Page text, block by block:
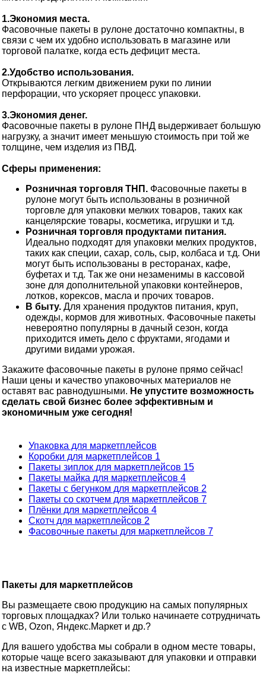
1.Экономия места.
Фасовочные пакеты в рулоне достаточно компактны, в
связи с чем их удобно использовать в магазине или
торговой палатке, когда есть дефицит места.
2.Удобство использования.
Открываются легким движением руки по линии
перфорации, что ускоряет процесс упаковки.
3.Экономия денег.
Фасовочные пакеты в рулоне ПНД выдерживает большую
нагрузку, а значит имеет меньшую стоимость при той же
толщине, чем изделия из ПВД.
Сферы применения:
Розничная торговля ТНП. Фасовочные пакеты в
рулоне могут быть использованы в розничной
торговле для упаковки мелких товаров, таких как
канцелярские товары, косметика, игрушки и т.д.
Розничная торговля продуктами питания.
Идеально подходят для упаковки мелких продуктов,
таких как специи, сахар, соль, сыр, колбаса и т.д. Они
могут быть использованы в ресторанах, кафе,
буфетах и т.д. Так же они незаменимы в кассовой
зоне для дополнительной упаковки контейнеров,
лотков, корексов, масла и прочих товаров.
В быту. Для хранения продуктов питания, круп,
одежды, кормов для животных. Фасовочные пакеты
невероятно популярны в дачный сезон, когда
приходится иметь дело с фруктами, ягодами и
другими видами урожая.
Закажите фасовочные пакеты в рулоне прямо сейчас!
Наши цены и качество упаковочных материалов не
оставят вас равнодушными. Не упустите возможность
сделать свой бизнес более эффективным и
экономичным уже сегодня!
Упаковка для маркетплейсов
Коробки для маркетплейсов 1
Пакеты зиплок для маркетплейсов 15
Пакеты майка для маркетплейсов 4
Пакеты с бегунком для маркетплейсов 2
Пакеты со скотчем для маркетплейсов 7
Плёнки для маркетплейсов 4
Скотч для маркетплейсов 2
Фасовочные пакеты для маркетплейсов 7
Пакеты для маркетплейсов
Вы размещаете свою продукцию на самых популярных
торговых площадках? Или только начинаете сотрудничать
с WB, Ozon, Яндекс.Маркет и др.?
Для вашего удобства мы собрали в одном месте товары,
которые чаще всего заказывают для упаковки и отправки
на известные маркетплейсы: